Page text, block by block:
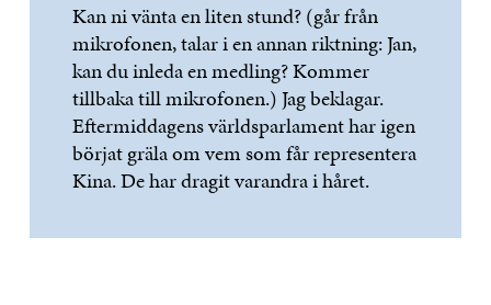
Kan ni vänta en liten stund? (går från
mikrofonen, talar i en annan riktning: Jan,
kan du inleda en medling? Kommer
tillbaka till mikrofonen.) Jag beklagar.
Eftermiddagens världsparlament har igen
börjat gräla om vem som får representera
Kina. De har dragit varandra i håret.